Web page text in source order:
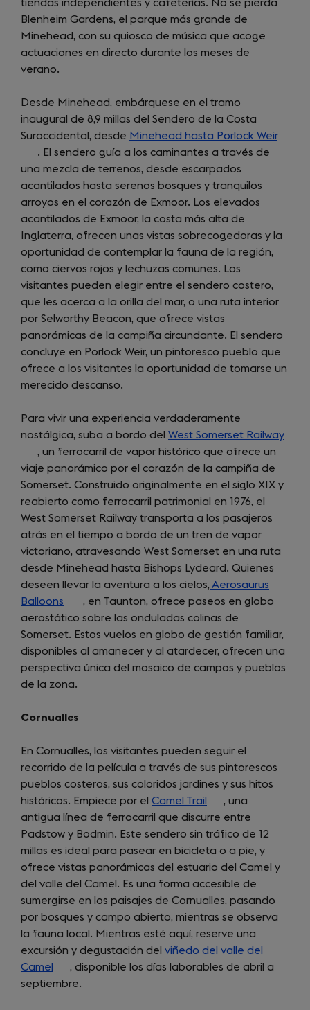
tiendas independientes y cafeterías. No se pierda
Blenheim Gardens, el parque más grande de
Minehead, con su quiosco de música que acoge
actuaciones en directo durante los meses de
verano.
Desde Minehead, embárquese en el tramo
inaugural de 8,9 millas del Sendero de la Costa
Suroccidental, desde Minehead hasta Porlock Weir
. El sendero guía a los caminantes a través de
una mezcla de terrenos, desde escarpados
acantilados hasta serenos bosques y tranquilos
arroyos en el corazón de Exmoor. Los elevados
acantilados de Exmoor, la costa más alta de
Inglaterra, ofrecen unas vistas sobrecogedoras y la
oportunidad de contemplar la fauna de la región,
como ciervos rojos y lechuzas comunes. Los
visitantes pueden elegir entre el sendero costero,
que les acerca a la orilla del mar, o una ruta interior
por Selworthy Beacon, que ofrece vistas
panorámicas de la campiña circundante. El sendero
concluye en Porlock Weir, un pintoresco pueblo que
ofrece a los visitantes la oportunidad de tomarse un
merecido descanso.
Para vivir una experiencia verdaderamente
nostálgica, suba a bordo del West Somerset Railway
, un ferrocarril de vapor histórico que ofrece un
viaje panorámico por el corazón de la campiña de
Somerset. Construido originalmente en el siglo XIX y
reabierto como ferrocarril patrimonial en 1976, el
West Somerset Railway transporta a los pasajeros
atrás en el tiempo a bordo de un tren de vapor
victoriano, atravesando West Somerset en una ruta
desde Minehead hasta Bishops Lydeard. Quienes
deseen llevar la aventura a los cielos, Aerosaurus
Balloons (opens
in
a
new
tab)
, en Taunton, ofrece paseos en globo
aerostático sobre las onduladas colinas de
Somerset. Estos vuelos en globo de gestión familiar,
disponibles al amanecer y al atardecer, ofrecen una
perspectiva única del mosaico de campos y pueblos
de la zona.
Cornualles
En Cornualles, los visitantes pueden seguir el
recorrido de la película a través de sus pintorescos
pueblos costeros, sus coloridos jardines y sus hitos
históricos. Empiece por el Camel Trail
(opens
in
a
new
tab)
, una
antigua línea de ferrocarril que discurre entre
Padstow y Bodmin. Este sendero sin tráfico de 12
millas es ideal para pasear en bicicleta o a pie, y
ofrece vistas panorámicas del estuario del Camel y
del valle del Camel. Es una forma accesible de
sumergirse en los paisajes de Cornualles, pasando
por bosques y campo abierto, mientras se observa
la fauna local. Mientras esté aquí, reserve una
excursión y degustación del viñedo del valle del
Camel
(opens
in
, disponible los días laborables de abril a
septiembre.